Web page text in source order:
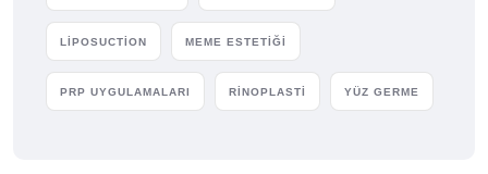
LİPOSUCTİON MEME ESTETİĞİ
PRP UYGULAMALARI RİNOPLASTİ YÜZ GERME